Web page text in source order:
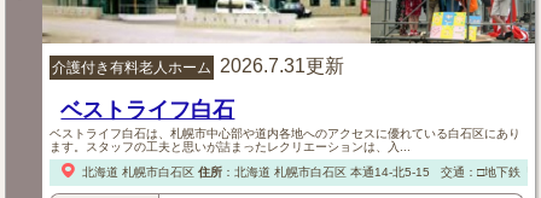
介護付き有料老人ホーム 2026.7.31更新
ベストライフ白石
ベストライフ白石は、札幌市中心部や道内各地へのアクセスに優れている白石区にあり
ます。スタッフの工夫と思いが詰まったレクリエーションは、入...
北海道 札幌市白石区 住所： 北海道 札幌市白石区本通14-北5-15 交通：□地下鉄「